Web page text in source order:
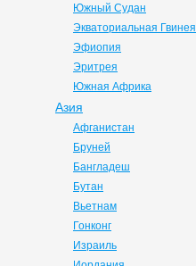
Южный Судан
Экваториальная Гвинея
Эфиопия
Эритрея
Южная Африка
Азия
Афганистан
Бруней
Бангладеш
Бутан
Вьетнам
Гонконг
Израиль